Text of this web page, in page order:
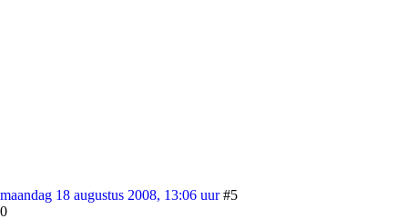
maandag 18 augustus 2008, 13:06 uur #5
0